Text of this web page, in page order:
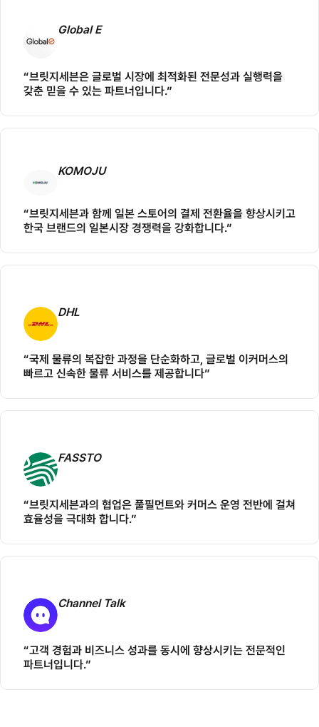
Global E
“브릿지세븐은 글로벌 시장에 최적화된 전문성과 실행력을
갖춘 믿을 수 있는 파트너입니다.”
KOMOJU
“브릿지세븐과 함께 일본 스토어의 결제 전환율을 향상시키고
한국 브랜드의 일본시장 경쟁력을 강화합니다.”
DHL
“국제 물류의 복잡한 과정을 단순화하고, 글로벌 이커머스의
빠르고 신속한 물류 서비스를 제공합니다”
FASSTO
“브릿지세븐과의 협업은 풀필먼트와 커머스 운영 전반에 걸쳐
효율성을 극대화 합니다.”
Channel Talk
“고객 경험과 비즈니스 성과를 동시에 향상시키는 전문적인
파트너입니다.”